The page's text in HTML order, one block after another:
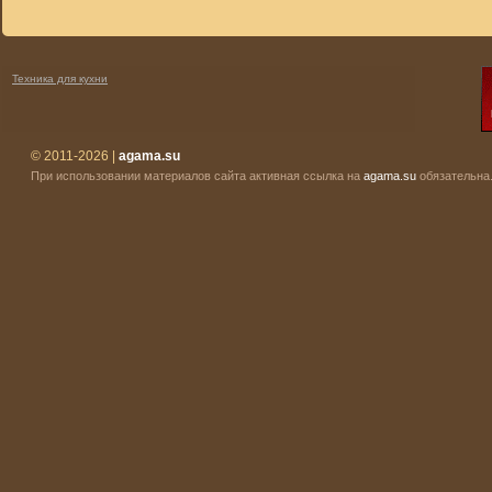
Техника для кухни
© 2011-2026 | agama.su
При использовании материалов сайта активная ссылка на agama.su обязательна.